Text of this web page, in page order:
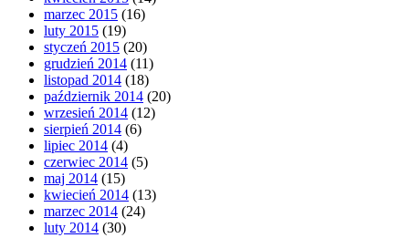
marzec 2015 (16)
luty 2015 (19)
styczeń 2015 (20)
grudzień 2014 (11)
listopad 2014 (18)
październik 2014 (20)
wrzesień 2014 (12)
sierpień 2014 (6)
lipiec 2014 (4)
czerwiec 2014 (5)
maj 2014 (15)
kwiecień 2014 (13)
marzec 2014 (24)
luty 2014 (30)